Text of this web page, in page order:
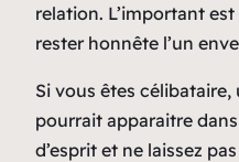
relation. L’important
rester honnête l’un
Si vous êtes
pourrait apparaitre
d’esprit et ne laissez